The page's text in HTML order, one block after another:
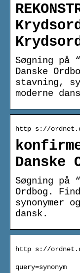
Søgning på
Danske
stavning,
moderne
http s://
Danske
Søgning på
Ordbog.
synonymer
dansk.
http s://
query=synonym